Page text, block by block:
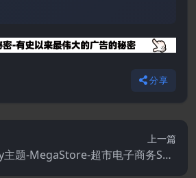
分享
上一篇
题-MegaStore-超市电子商务Sho